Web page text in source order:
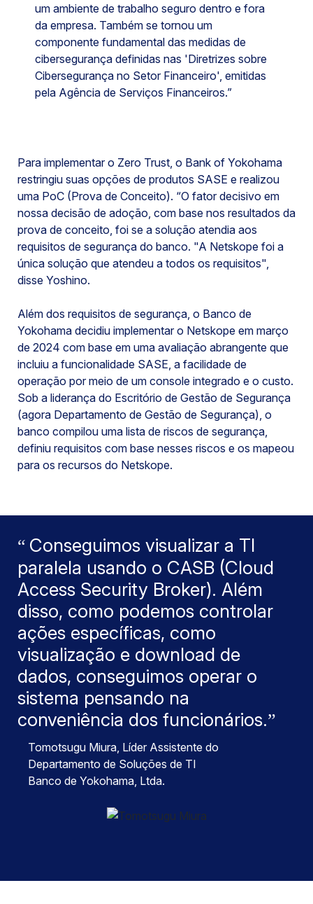
um ambiente de trabalho seguro dentro e fora
da empresa. Também se tornou um
componente fundamental das medidas de
cibersegurança definidas nas 'Diretrizes sobre
Cibersegurança no Setor Financeiro', emitidas
pela Agência de Serviços Financeiros.”
Para implementar o Zero Trust, o Bank of Yokohama
restringiu suas opções de produtos SASE e realizou
uma PoC (Prova de Conceito). “O fator decisivo em
nossa decisão de adoção, com base nos resultados da
prova de conceito, foi se a solução atendia aos
requisitos de segurança do banco. "A Netskope foi a
única solução que atendeu a todos os requisitos",
disse Yoshino.
Além dos requisitos de segurança, o Banco de
Yokohama decidiu implementar o Netskope em março
de 2024 com base em uma avaliação abrangente que
incluiu a funcionalidade SASE, a facilidade de
operação por meio de um console integrado e o custo.
Sob a liderança do Escritório de Gestão de Segurança
(agora Departamento de Gestão de Segurança), o
banco compilou uma lista de riscos de segurança,
definiu requisitos com base nesses riscos e os mapeou
para os recursos do Netskope.
Conseguimos visualizar a TI
paralela usando o CASB (Cloud
Access Security Broker). Além
disso, como podemos controlar
ações específicas, como
visualização e download de
dados, conseguimos operar o
sistema pensando na
conveniência dos funcionários.
Tomotsugu Miura , Líder Assistente do
Departamento de Soluções de TI
Banco de Yokohama, Ltda.